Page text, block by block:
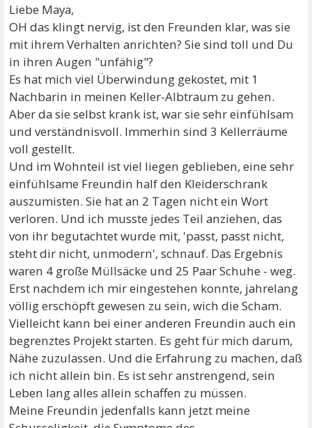
Liebe Maya,
OH das klingt nervig, ist den Freunden klar, was sie
mit ihrem Verhalten anrichten? Sie sind toll und Du
in ihren Augen "unfähig"?
Es hat mich viel Überwindung gekostet, mit 1
Nachbarin in meinen Keller-Albtraum zu gehen.
Aber da sie selbst krank ist, war sie sehr einfühlsam
und verständnisvoll. Immerhin sind 3 Kellerräume
voll gestellt.
Und im Wohnteil ist viel liegen geblieben, eine sehr
einfühlsame Freundin half den Kleiderschrank
auszumisten. Sie hat an 2 Tagen nicht ein Wort
verloren. Und ich musste jedes Teil anziehen, das
von ihr begutachtet wurde mit, 'passt, passt nicht,
steht dir nicht, unmodern', schnauf. Das Ergebnis
waren 4 große Müllsäcke und 25 Paar Schuhe - weg.
Erst nachdem ich mir eingestehen konnte, jahrelang
völlig erschöpft gewesen zu sein, wich die Scham.
Vielleicht kann bei einer anderen Freundin auch ein
begrenztes Projekt starten. Es geht für mich darum,
Nähe zuzulassen. Und die Erfahrung zu machen, daß
ich nicht allein bin. Es ist sehr anstrengend, sein
Leben lang alles allein schaffen zu müssen.
Meine Freundin jedenfalls kann jetzt meine